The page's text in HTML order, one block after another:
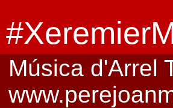
Música d'Arrel